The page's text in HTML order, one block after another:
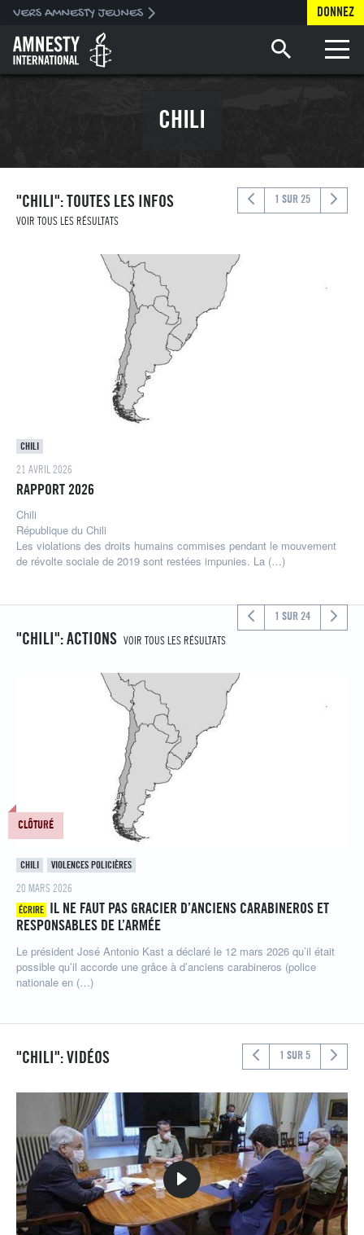
DONNEZ
CHILI
1 SUR 25
"CHILI": TOUTES LES INFOS
VOIR TOUS LES RÉSULTATS
CHILI
21 AVRIL 2026
RAPPORT 2026
Chili
République du Chili
Les violations des droits humains commises pendant le mouvement
de révolte sociale de 2019 sont restées impunies. La (…)
1 SUR 24
"CHILI": ACTIONS VOIR TOUS LES RÉSULTATS
CLÔTURÉ
CHILI VIOLENCES POLICIÈRES
20 MARS 2026
ÉCRIRE
IL NE FAUT PAS GRACIER D’ANCIENS CARABINEROS ET
RESPONSABLES DE L’ARMÉE
Le président José Antonio Kast a déclaré le 12 mars 2026 qu’il était
possible qu’il accorde une grâce à d’anciens carabineros (police
nationale en (…)
1 SUR 5
"CHILI": VIDÉOS